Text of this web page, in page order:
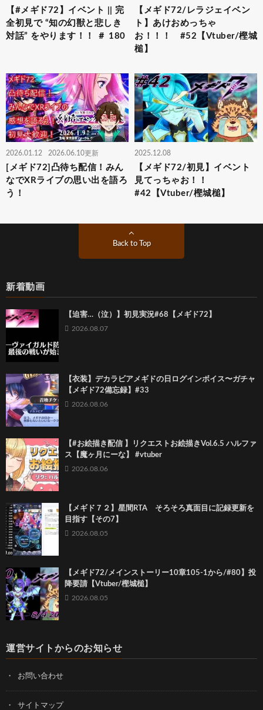
【#メギド72】イベント || 完
全初見で “知の幻獣と悲しき
対話” をやります！！ ＃ 180
【メギド72/レラジェイベン
ト】あけおめっちゃ
お！！！ #52【Vtuber/樫城
槌】
2026.01.12 2026.06.10更新
[メギド72]凸待ち配信！みん
なでXRライブの思い出を語ろ
う！
2025.12.08
【メギド72/初見】イベント
見てっちゃお！！
#42【Vtuber/樫城槌】
Back to Top
新着動画
【迫害…（泣）】初見実況#68【メギド72】
2026.08.07
【衣装】デカラビアメギドの日ログインボイス〜ガチャ
【メギド72備忘録】#33
2026.08.06
【#お絵描き配信 】リクエストお絵描きVol.6.5 ハルファ
ス【魔ヶ月にーな】 #vtuber
2026.08.06
【メギド７２】星間RTA そろそろ真面目に記録更新を
目指す【その7】
2026.08.05
【メギド72/メインストーリー10章105-1から/#80】投
降要請【Vtuber/樫城槌】
2026.08.05
運営サイトからのお知らせ
お問い合わせ
サイトマップ